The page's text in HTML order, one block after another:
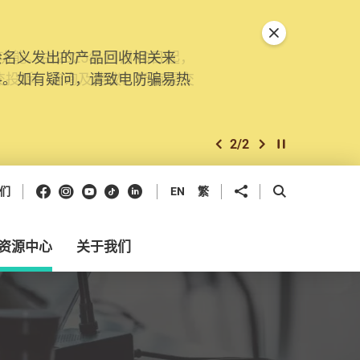
。由2025年11月10日起，
诉、查询及建议。所有提交
上一个
2/2 下一个开始/暂停幻灯
关闭特別通告
Facebook
Instagram
Youtube
抖音领英 EN 繁 分享到 开启搜寻框
源中心 关于我们